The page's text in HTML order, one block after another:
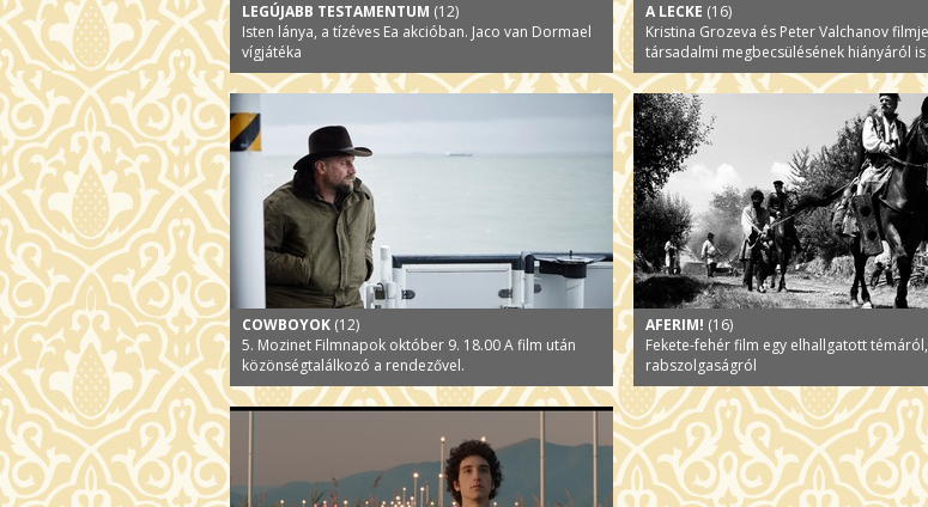
LEGÚJABB TESTAMENTUM (12)
Isten lánya, a tízéves Ea akcióban. Jaco van Dormael
vígjátéka
A LECKE (16)
Kristina Grozeva és Peter Valchanov
társadalmi megbecsülésének hiányáról is
COWBOYOK (12)
5. Mozinet Filmnapok október 9. 18.00 A film után
közönségtalálkozó a rendezővel.
AFERIM! (16)
Fekete-fehér film egy elhallgatott
rabszolgaságról